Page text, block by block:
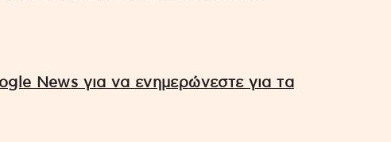
News για να ενημερώνεστε για τα